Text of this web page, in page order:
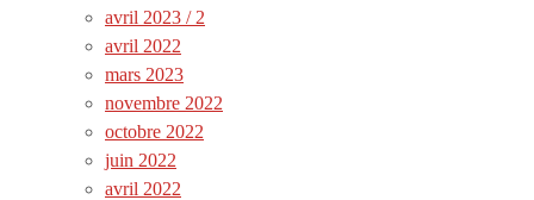
avril 2023 / 2
avril 2022
mars 2023
novembre 2022
octobre 2022
juin 2022
avril 2022